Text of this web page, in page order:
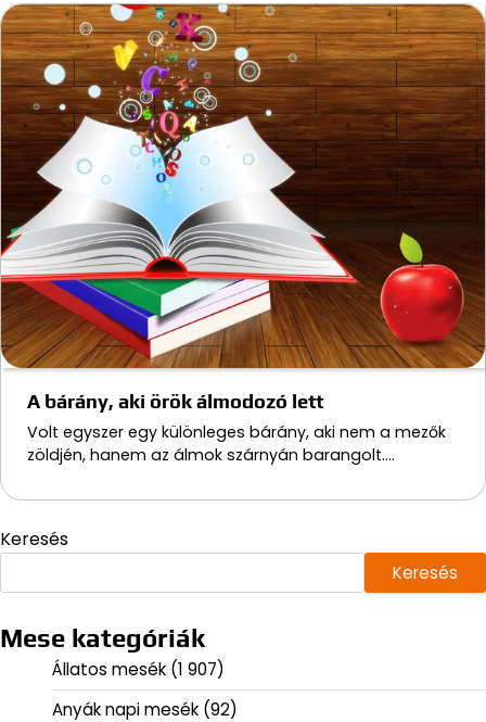
A bárány, aki örök álmodozó lett
Volt egyszer egy különleges bárány, aki nem a mezők
zöldjén, hanem az álmok szárnyán barangolt.…
Keresés
Keresés
Mese kategóriák
Állatos mesék (1 907)
Anyák napi mesék (92)